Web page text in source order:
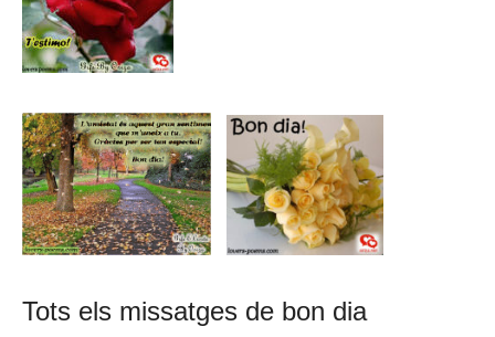
Tots els missatges de bon dia